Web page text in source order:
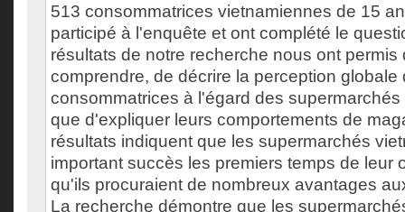
513 consommatrices vietnamiennes de 15
participé à l'enquête et ont complété le
résultats de notre recherche nous ont permis
comprendre, de décrire la perception globale
consommatrices à l'égard des
que d'expliquer leurs comportements de
résultats indiquent que les supermarchés
important succès les premiers temps de leur
qu'ils procuraient de nombreux avantages
La recherche démontre que les